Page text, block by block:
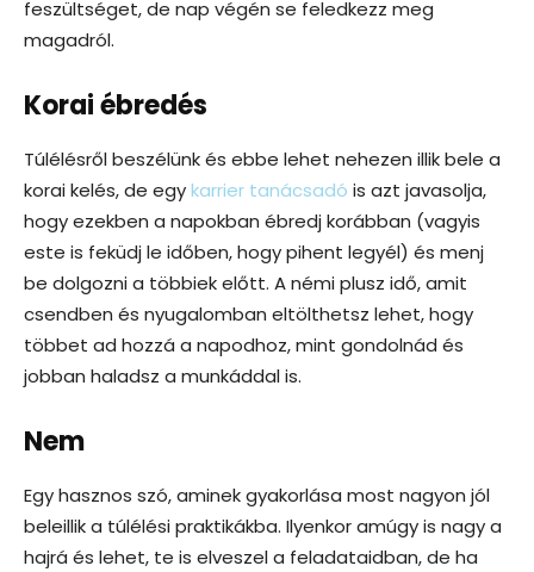
feszültséget, de nap végén se feledkezz meg
magadról.
Korai ébredés
Túlélésről beszélünk és ebbe lehet nehezen illik bele a
korai kelés, de egykarrier tanácsadó is azt javasolja,
hogy ezekben a napokban ébredj korábban (vagyis
este is feküdj le időben, hogy pihent legyél) és menj
be dolgozni a többiek előtt. A némi plusz idő, amit
csendben és nyugalomban eltölthetsz lehet, hogy
többet ad hozzá a napodhoz, mint gondolnád és
jobban haladsz a munkáddal is.
Nem
Egy hasznos szó, aminek gyakorlása most nagyon jól
beleillik a túlélési praktikákba. Ilyenkor amúgy is nagy a
hajrá és lehet, te is elveszel a feladataidban, de ha